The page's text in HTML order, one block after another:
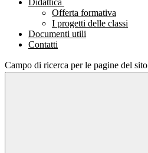
Didattica
Offerta formativa
I progetti delle classi
Documenti utili
Contatti
Campo di ricerca per le pagine del sito